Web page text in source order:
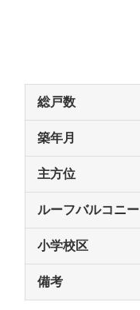
総戸数
築年月
主方位
ルーフバルコニー
小学校区
備考